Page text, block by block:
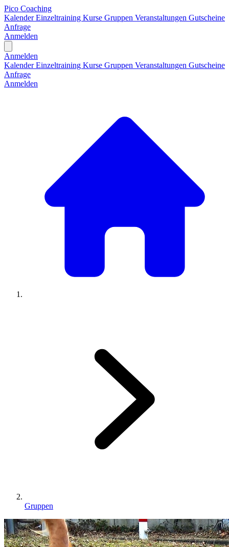
Pico Coaching
KalenderEinzeltraining Kurse Gruppen Veranstaltungen Gutscheine
Anfrage
Anmelden
Anmelden
KalenderEinzeltraining Kurse Gruppen Veranstaltungen Gutscheine
Anfrage
Anmelden
Gruppen